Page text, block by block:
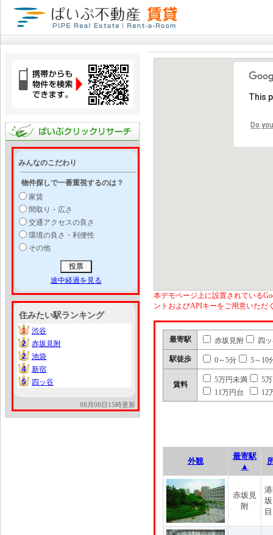
みんなのこだわり
物件探しで一番重視するのは？
家賃
間取り・広さ
交通アクセスの良さ
環境の良さ・利便性
その他
途中経過を見る
住みたい駅ランキング
1
1
渋谷
2
2
赤坂見附
2
2
池袋
4
4
新宿
5
5 四ッ谷
08月08日15時更新
This
Do
本デモページ上に設置されている
ントおよびAPIキーをご用意いただ
最寄駅 赤坂見附 四
駅徒歩 0～5分 5～10
賃料
5万円未満
5
11万円台
12
外観
最寄駅
▲
赤坂見
附
目